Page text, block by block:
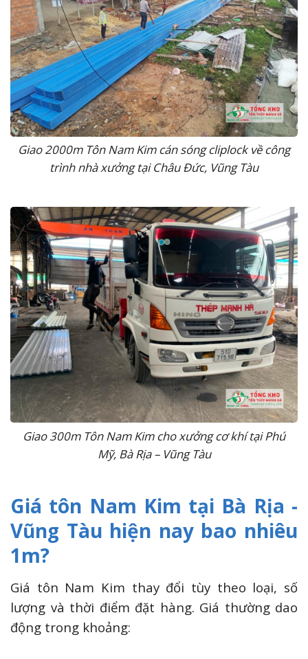
Giao 2000m Tôn Nam Kim cán sóng cliplock về công
trình nhà xưởng tại Châu Đức, Vũng Tàu
Giao 300m Tôn Nam Kim cho xưởng cơ khí tại Phú
Mỹ, Bà Rịa – Vũng Tàu
Giá tôn Nam Kim tại Bà Rịa -
Vũng Tàu hiện nay bao nhiêu
1m?
Giá tôn Nam Kim thay đổi tùy theo loại, số
lượng và thời điểm đặt hàng. Giá thường dao
động trong khoảng: